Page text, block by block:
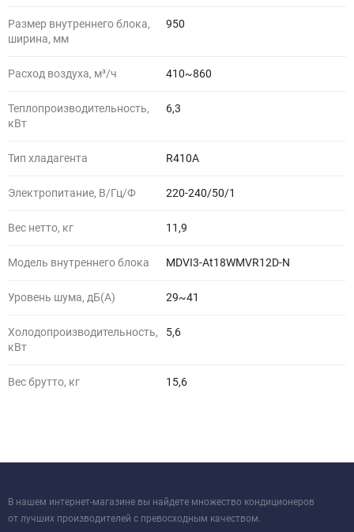
Размер внутреннего блока,
ширина, мм
950
Расход воздуха, м³/ч 410~860
Теплопроизводительность,
кВт
6,3
Тип хладагента R410A
Электропитание, В/Гц/Ф 220-240/50/1
Вес нетто, кг 11,9
Модель внутреннего блока MDVI3-At18WMVR12D-N
Уровень шума, дБ(A) 29~41
Холодопроизводительность,
кВт
5,6
Вес брутто, кг 15,6
В нашем интернет-магазине вы найдете множество кондиционеров
от лучших производителей с превосходным качеством.